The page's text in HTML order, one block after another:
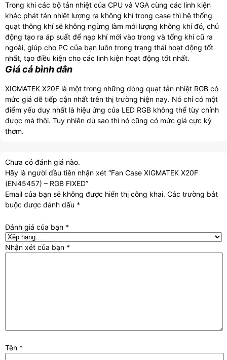
Trong khi các bộ tản nhiệt của CPU và VGA cùng các linh kiện
khác phát tán nhiệt lượng ra không khí trong case thì hệ thống
quạt thông khí sẽ không ngừng làm mới lượng không khí đó, chủ
động tạo ra áp suất để nạp khí mới vào trong và tống khí cũ ra
ngoài, giúp cho PC của bạn luôn trong trạng thái hoạt động tốt
nhất, tạo điều kiện cho các linh kiện hoạt động tốt nhất.
Giá cả bình dân
XIGMATEK X20F là một trong những dòng quạt tản nhiệt RGB có
mức giá dễ tiếp cận nhất trên thị trường hiện nay. Nó chỉ có một
điểm yếu duy nhất là hiệu ứng của LED RGB không thể tùy chỉnh
được mà thôi. Tuy nhiên dù sao thì nó cũng có mức giá cực kỳ
thơm.
Chưa có đánh giá nào.
Hãy là người đầu tiên nhận xét “Fan Case XIGMATEK X20F
(EN45457) – RGB FIXED”
Email của bạn sẽ không được hiển thị công khai. Các trường bắt
buộc được đánh dấu *
Đánh giá của bạn *
Nhận xét của bạn *
Tên *